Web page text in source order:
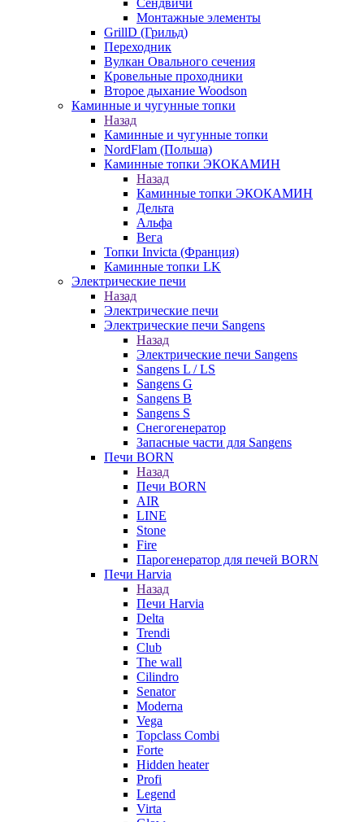
Сендвичи
Монтажные элементы
GrillD (Грильд)
Переходник
Вулкан Овального сечения
Кровельные проходники
Второе дыхание Woodson
Каминные и чугунные топки
Назад
Каминные и чугунные топки
NordFlam (Польша)
Каминные топки ЭКОКАМИН
Назад
Каминные топки ЭКОКАМИН
Дельта
Альфа
Вега
Топки Invicta (Франция)
Каминные топки LK
Электрические печи
Назад
Электрические печи
Электрические печи Sangens
Назад
Электрические печи Sangens
Sangens L / LS
Sangens G
Sangens B
Sangens S
Снегогенератор
Запасные части для Sangens
Печи BORN
Назад
Печи BORN
AIR
LINE
Stone
Fire
Парогенератор для печей BORN
Печи Harvia
Назад
Печи Harvia
Delta
Trendi
Club
The wall
Cilindro
Senator
Moderna
Vega
Topclass Combi
Forte
Hidden heater
Profi
Legend
Virta